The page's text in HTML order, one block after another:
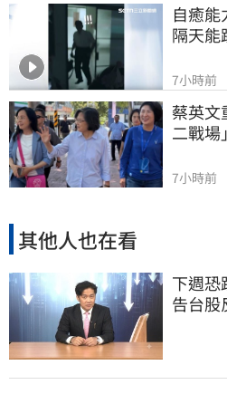
自癒
隔天能
7小時前
蔡英文
二戰場
7小時前
其他人也在看
下週恐
告台股